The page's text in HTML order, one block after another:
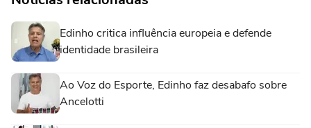
Edinho critica influência europeia e defende
identidade brasileira
Ao Voz do Esporte, Edinho faz desabafo sobre
Ancelotti